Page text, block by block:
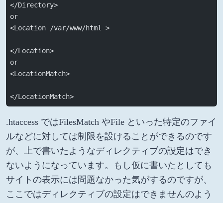
</Directory>
or
<Location /var/www/html >
</Location>
or
<LocationMatch>
</LocationMatch>
.htaccess ではFilesMatch やFile といった特定のファイ
ルなどに対しては制限を設けることができるのです
が、上で書いたようなディレクティブの設定はでき
ないようになっています。もし仮に書いたとしても
サイトの表示には問題なかった気がするのですが、
ここではディレクティブの設定はできませんのよう